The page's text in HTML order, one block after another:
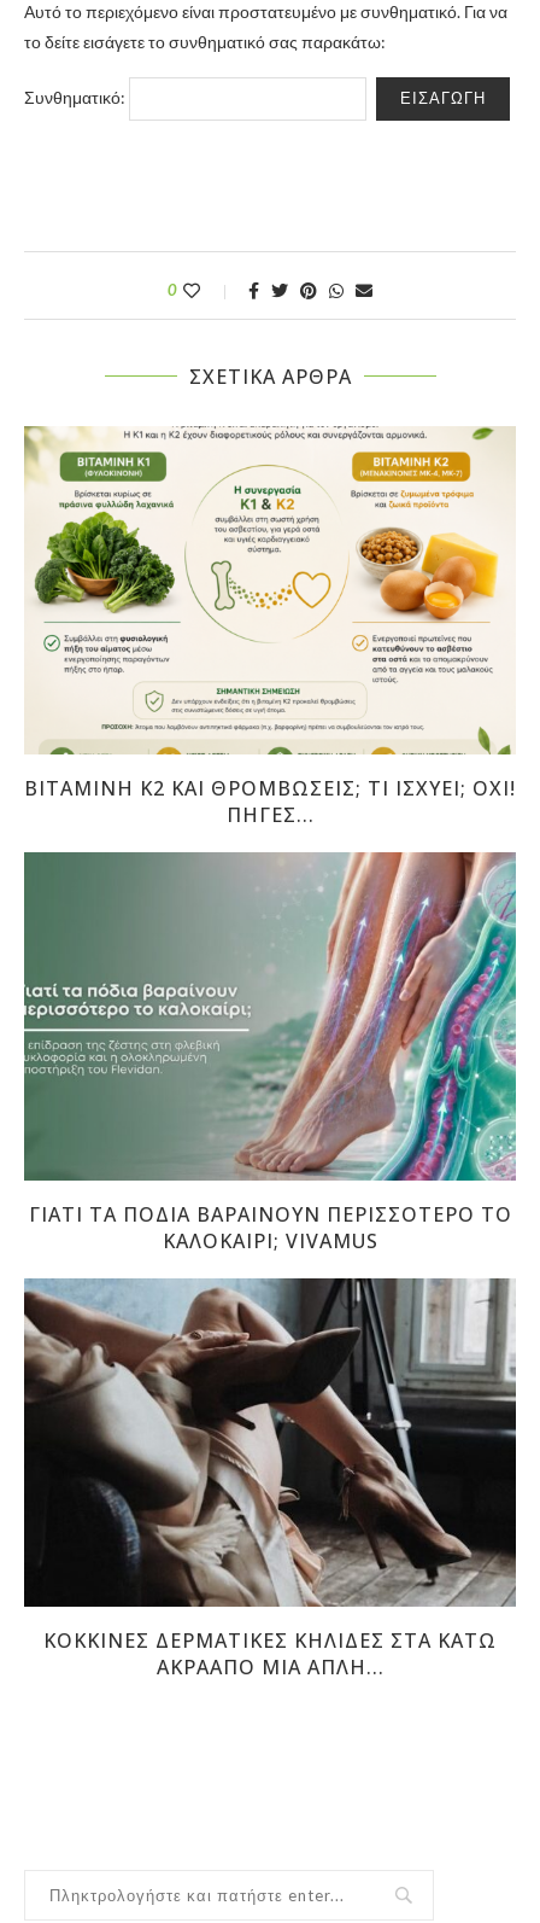
Αυτό το περιεχόμενο είναι προστατευμένο με συνθηματικό. Για να
το δείτε εισάγετε το συνθηματικό σας παρακάτω:
Συνθηματικό:
0
ΣΧΕΤΙΚΆ ΆΡΘΡΑ
ΒΙΤΑΜΊΝΗ Κ2 ΚΑΙ ΘΡΟΜΒΏΣΕΙΣ; ΤΊ ΙΣΧΎΕΙ; ΟΧΙ!
ΠΗΓΈΣ...
ΓΙΑΤΊ ΤΑ ΠΌΔΙΑ ΒΑΡΑΊΝΟΥΝ ΠΕΡΙΣΣΌΤΕΡΟ ΤΟ
ΚΑΛΟΚΑΊΡΙ; VIVAMUS
ΚΌΚΚΙΝΕΣ ΔΕΡΜΑΤΙΚΈΣ ΚΗΛΊΔΕΣ ΣΤΑ ΚΆΤΩ
ΆΚΡΑΑΠΌ ΜΙΑ ΑΠΛΉ...